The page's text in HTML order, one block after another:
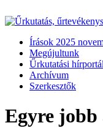
Írások 2025
Megújultunk
Űrkutatási hírportál
Archívum
Szerkesztők
Egyre jobb